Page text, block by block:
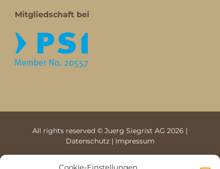
Mitgliedschaft bei
All rights reserved © Juerg Siegrist AG 2026 |
Datenschutz | Impressum